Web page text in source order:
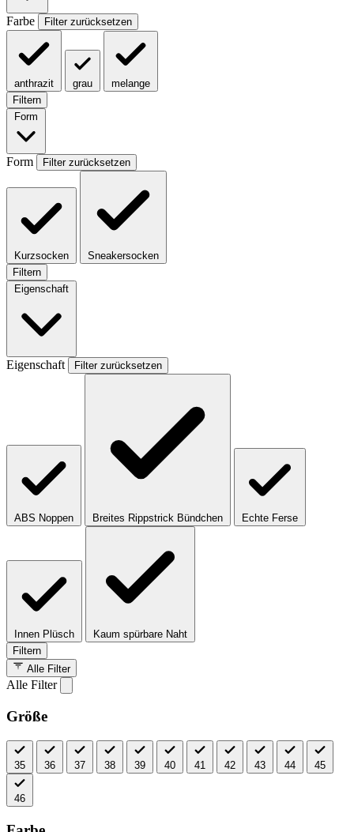
Farbe Filter zurücksetzen
anthrazit grau
melange
Filtern
Form
Form Filter zurücksetzen
Kurzsocken
Sneakersocken
Filtern
Eigenschaft
Eigenschaft Filter zurücksetzen
ABS Noppen Breites Rippstrick Bündchen Echte Ferse
Innen Plüsch
Kaum spürbare Naht
Filtern
Alle Filter
Alle Filter
Größe
35 36 37 38 39 40 41 42 43 44 45
46